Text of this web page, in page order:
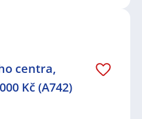
centra,
Kč (A742)